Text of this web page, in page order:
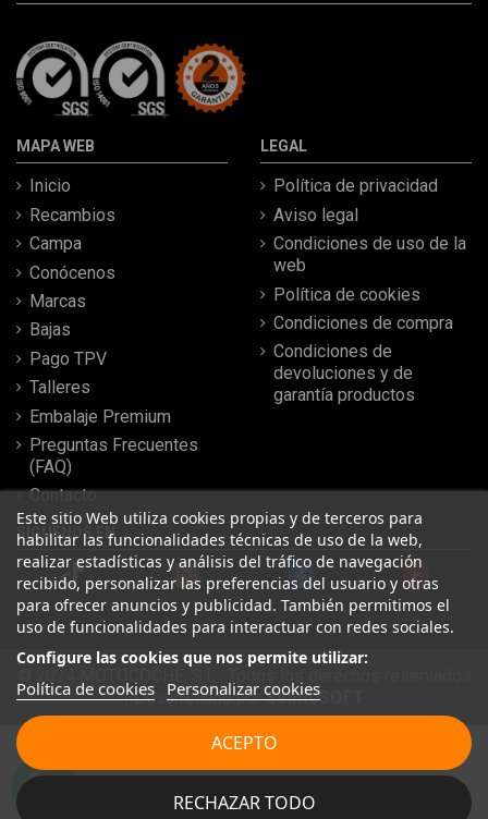
Leer más reseñas
MAPA WEB
Inicio
Recambios
Campa
Conócenos
Marcas
Bajas
Pago TPV
Talleres
Embalaje Premium
Preguntas Frecuentes
(FAQ)
Contacto
LEGAL
Política de privacidad
Aviso legal
Condiciones de uso de la
web
Política de cookies
Condiciones de compra
Condiciones de
devoluciones y de
garantía productos
Este sitio Web utiliza cookies propias y de terceros para
habilitar las funcionalidades técnicas de uso de la web,
realizar estadísticas y análisis del tráfico de navegación
recibido, personalizar las preferencias del usuario y otras
para ofrecer anuncios y publicidad. También permitimos el
uso de funcionalidades para interactuar con redes sociales.
Configure las cookies que nos permite utilizar:
Política de cookies Personalizar cookies
RECHAZAR TODO
ACEPTO
SÍGUENOS EN
| Desarrollado porSeintoSOFT